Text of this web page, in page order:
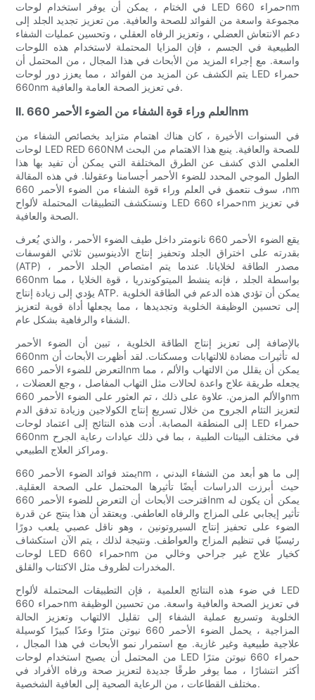
في الختام ، يمكن أن يوفر استخدام لوحات LED حمراء 660nm
مجموعة واسعة من الفوائد للصحة والعافية. من تعزيز تجديد الجلد إلى
دعم الانتعاش العضلي ، وتعزيز الرفاه العقلي ، وتحسين عمليات الشفاء
الطبيعية في الجسم ، فإن المزايا المحتملة لاستخدام هذه اللوحات
واسعة. مع إجراء المزيد من الأبحاث في هذا المجال ، من المحتمل أن
يتم الكشف عن المزيد من الفوائد ، مما يعزز دور لوحات LED حمراء
660nm في تعزيز الصحة العامة والعافية.
II. العلم وراء قوة الشفاء من الضوء الأحمر 660nm
في السنوات الأخيرة ، كان هناك اهتمام متزايد بخصائص الشفاء من
لوحات LED RED 660NM للصحة والعافية. ينبع هذا الاهتمام من البحث
العلمي الذي كشف عن الطرق المختلفة التي يمكن أن تفيد بها هذا
الطول الموجي المحدد للضوء الأحمر أجسامنا وعقولنا. في هذه المقالة
، سوف نتعمق في العلم وراء قوة الشفاء من الضوء الأحمر 660nm
ونستكشف التطبيقات المحتملة لألواح LED حمراء 660nm في تعزيز
الصحة والعافية.
يقع الضوء الأحمر 660 نانومتر داخل طيف الضوء الأحمر ، والذي يُعرف
بقدرته على اختراق الجلد وتحفيز إنتاج الأدينوسين ثلاثي الفوسفات
(ATP) ، مصدر الطاقة لخلايانا. عندما يتم امتصاص الجلد الأحمر
660nm بواسطة الجلد ، فإنه ينشط الميتوكوندريا ، قوة الخلايا ، مما
يؤدي إلى زيادة إنتاج ATP. يمكن أن تؤدي هذه الدعم في الطاقة الخلوية
إلى تحسين الوظيفة الخلوية وتجديدها ، مما يجعلها أداة قوية لتعزيز
الشفاء والرفاهية بشكل عام.
بالإضافة إلى تعزيز إنتاج الطاقة الخلوية ، تبين أن الضوء الأحمر
660nm له تأثيرات مضادة للالتهابات ومسكنات. لقد أظهرت الأبحاث أن
التعرض للضوء الأحمر 660nm يمكن أن يقلل من الالتهاب والألم ، مما
يجعله طريقة علاج واعدة لحالات مثل التهاب المفاصل ، وجع العضلات ،
والألم المزمن. علاوة على ذلك ، تم العثور على الضوء الأحمر 660nm
لتعزيز التئام الجروح من خلال تسريع إنتاج الكولاجين وزيادة تدفق الدم
إلى المنطقة المصابة. أدت هذه النتائج إلى اعتماد لوحات LED حمراء
660nm في مختلف البيئات الطبية ، بما في ذلك عيادات رعاية الجرح
ومراكز العلاج الطبيعي.
يمتد فوائد الضوء الأحمر 660nm إلى ما هو أبعد من الشفاء البدني ،
حيث أبرزت الدراسات أيضًا تأثيرها المحتمل على الصحة العقلية.
اقترحت الأبحاث أن التعرض للضوء الأحمر 660nm يمكن أن يكون له
تأثير إيجابي على المزاج والرفاه العاطفي. ويعتقد أن هذا ينتج عن قدرة
الضوء على تحفيز إنتاج السيروتونين ، وهو ناقل عصبي يلعب دورًا
رئيسيًا في تنظيم المزاج والعواطف. ونتيجة لذلك ، يتم الآن استكشاف
لوحات LED حمراء 660nm كخيار علاج غير جراحي وخالي من
المخدرات لظروف مثل الاكتئاب والقلق.
في ضوء هذه النتائج العلمية ، فإن التطبيقات المحتملة لألواح LED
حمراء 660nm في تعزيز الصحة والعافية واسعة. من تحسين الوظيفة
الخلوية وتسريع عملية الشفاء إلى تقليل الالتهاب وتعزيز الحالة
المزاجية ، يحمل الضوء الأحمر 660 نيوتن مترًا وعدًا كبيرًا كوسيلة
علاجية طبيعية وغير غازية. مع استمرار نمو الأبحاث في هذا المجال ،
من المحتمل أن يصبح استخدام لوحات LED حمراء 660 نيوتن مترًا
أكثر انتشارًا ، مما يوفر طرقًا جديدة لتعزيز صحة ورفاه الأفراد في
مختلف القطاعات ، من الرعاية الصحية إلى العافية الشخصية.